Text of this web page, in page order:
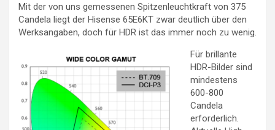
Mit der von uns gemessenen Spitzenleuchtkraft von 375
Candela liegt der Hisense 65E6KT zwar deutlich über den
Werksangaben, doch für HDR ist das immer noch zu wenig.
Für brillante
HDR-Bilder sind
mindestens
600-800
Candela
erforderlich.